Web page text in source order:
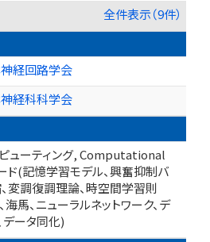
全件表示（9件）
経回路学会
経科科学会
ューティング, Computational
(記憶学習モデル、興奮抑制バ
変調復調理論、時空間学習則
海馬、ニューラルネットワーク、デ
データ同化)